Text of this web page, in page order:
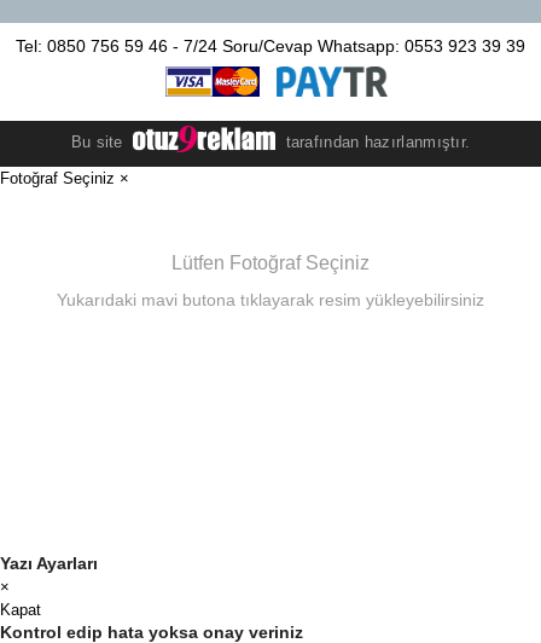
Tel: 0850 756 59 46 - 7/24 Soru/Cevap Whatsapp: 0553 923 39 39
Bu site
tarafından hazırlanmıştır.
Fotoğraf Seçiniz ×
Lütfen Fotoğraf Seçiniz
Yukarıdaki mavi butona tıklayarak resim yükleyebilirsiniz
Yazı Ayarları
×
Kapat
Kontrol edip hata yoksa onay veriniz